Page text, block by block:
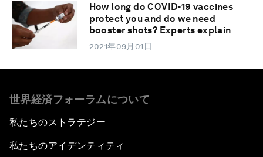
How long do COVID-19 vaccines
protect you and do we need
booster shots? Experts explain
2021年09月01日
世界経済フォーラムについて
私たちのストラテジー
私たちのアイデンティティ